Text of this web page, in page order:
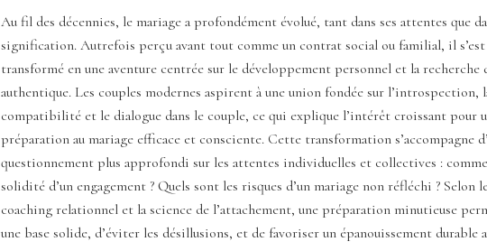
Au fil des décennies, le mariage a profondément évolué, tant dans ses attentes que
signification. Autrefois perçu avant tout comme un contrat social ou familial, il s’est
transformé en une aventure centrée sur le développement personnel et la recherche
authentique. Les couples modernes aspirent à une union fondée sur l’introspection,
compatibilité et le dialogue dans le couple, ce qui explique l’intérêt croissant pour
préparation au mariage efficace et consciente. Cette transformation s’accompagne
questionnement plus approfondi sur les attentes individuelles et collectives :
solidité d’un engagement ? Quels sont les risques d’un mariage non réfléchi ? Selon
coaching relationnel et la science de l’attachement, une préparation minutieuse
une base solide, d’éviter les désillusions, et de favoriser un épanouissement durable